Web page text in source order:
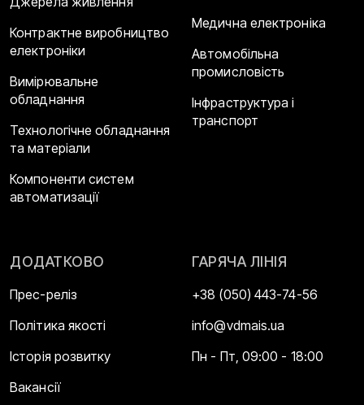
Контрактне виробництво
електроніки
Вимірювальне
обладнання
Технологічне обладнання
та матеріали
Компоненти систем
автоматизації
Медична електроніка
Автомобільна
промисловість
Інфраструктура і
транспорт
ДОДАТКОВО
Прес-реліз
Політика якості
Історія розвитку
Вакансії
ГАРЯЧА ЛІНІЯ
+38 (050) 443-74-56
info@vdmais.ua
Пн - Пт, 09:00 - 18:00